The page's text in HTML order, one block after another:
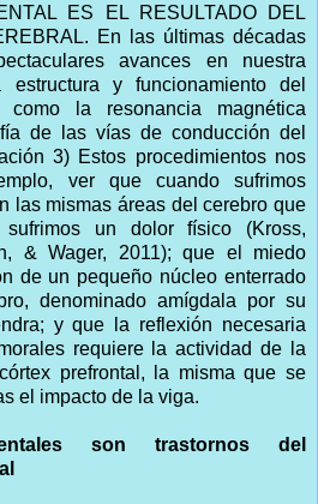
ES EL RESULTADO DEL
En las últimas décadas
avances en nuestra
y funcionamiento del
como la resonancia magnética
de las vías de conducción del
3) Estos procedimientos nos
ver que cuando sufrimos
las mismas áreas del cerebro que
un dolor físico (Kross,
& Wager, 2011); que el miedo
de un pequeño núcleo enterrado
denominado amígdala por su
y que la reflexión necesaria
requiere la actividad de la
prefrontal, la misma que se
el impacto de la viga.
son trastornos del